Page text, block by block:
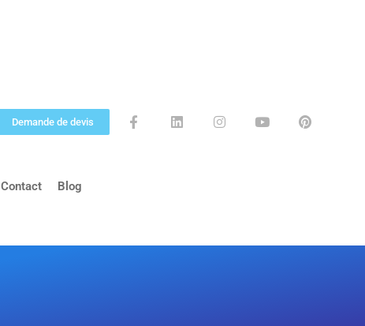
Demande de devis
Contact Blog